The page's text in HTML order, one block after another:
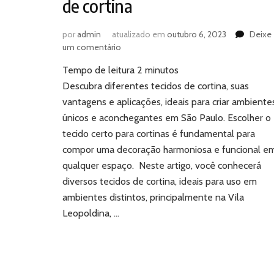
de cortina
poradmin atualizado em outubro 6, 2023
Deixe
um comentário
os
diferentes
tecidos
de
cortina
Tempo de leitura 2 minutos
Descubra diferentes tecidos de cortina, suas
vantagens e aplicações, ideais para criar
únicos e aconchegantes em São Paulo. Escolher o
tecido certo para cortinas é fundamental para
compor uma decoração harmoniosa e funcional
qualquer espaço. Neste artigo, você conhecerá
diversos tecidos de cortina, ideais para uso em
ambientes distintos, principalmente na Vila
Leopoldina, …